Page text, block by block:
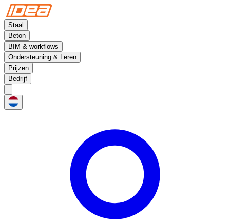
Staal
Beton
BIM & workflows
Ondersteuning & Leren
Prijzen
Bedrijf